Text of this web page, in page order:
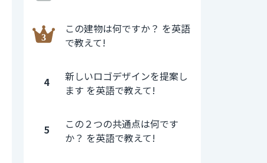
この建物は何ですか？ を英語
で教えて!
4
新しいロゴデザインを提案し
ます を英語で教えて!
5
この２つの共通点は何です
か？ を英語で教えて!